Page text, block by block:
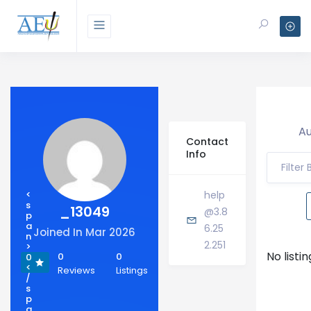
_13049
Joined In Mar 2026
<
s
p
a
n
>
0
<
/
s
p
0
Reviews
0
Listings
Contact
Info
help
@3.8
6.25
2.251
Filter
No